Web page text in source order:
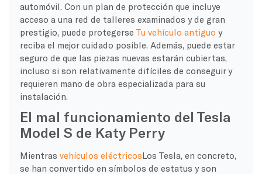
automóvil. Con un plan de protección que incluye
acceso a una red de talleres examinados y de gran
prestigio, puede protegerse Tu vehículo antiguo y
reciba el mejor cuidado posible. Además, puede estar
seguro de que las piezas nuevas estarán cubiertas,
incluso si son relativamente difíciles de conseguir y
requieren mano de obra especializada para su
instalación.
El mal funcionamiento del Tesla
Model S de Katy Perry
Mientras vehículos eléctricosLos Tesla, en concreto,
se han convertido en símbolos de estatus y son